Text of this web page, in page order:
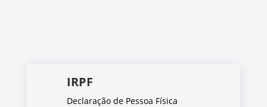
IRPF
Declaração de Pessoa Física